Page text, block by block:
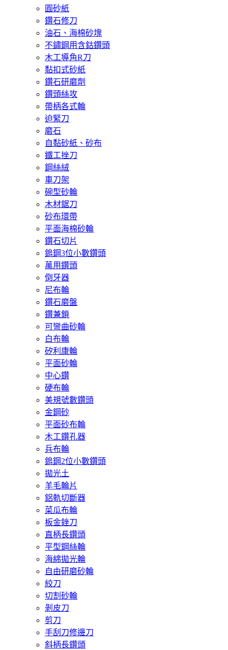
圓砂紙
鑽石修刀
油石、海棉砂塊
不鏽鋼用含鈷鑽頭
木工導角R刀
黏扣式砂紙
鑽石研磨劑
鑽頭絲攻
帶柄各式輪
迫緊刀
磨石
自黏砂紙、砂布
鐵工挫刀
鋼絲絨
車刀架
碗型砂輪
木材鋸刀
砂布環帶
平面海棉砂輪
鑽石切片
鎢鋼3位小數鑽頭
萬用鑽頭
倒牙器
尼布輪
鑽石磨盤
鑽兼鎖
可彎曲砂輪
白布輪
矽利康輪
平面砂輪
中心鑽
硬布輪
美規號數鑽頭
金鋼砂
平面砂布輪
木工鑽孔器
兵布輪
鎢鋼2位小數鑽頭
拋光土
羊毛輪片
鋁軌切斷器
菜瓜布輪
板金銼刀
直柄長鑽頭
平型鋼絲輪
海綿拋光輪
自由研磨砂輪
絞刀
切割砂輪
剝皮刀
剪刀
手刮刀修邊刀
斜柄長鑽頭